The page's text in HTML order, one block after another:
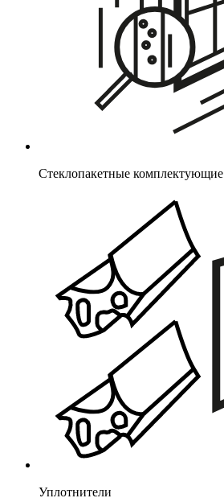
Стеклопакетные комплектующие
Уплотнители